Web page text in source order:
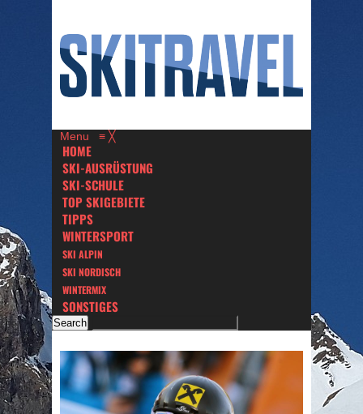
Menu ≡ ╳
HOME
SKI-AUSRÜSTUNG
SKI-SCHULE
TOP SKIGEBIETE
TIPPS
WINTERSPORT
SKI ALPIN
SKI NORDISCH
WINTERMIX
SONSTIGES